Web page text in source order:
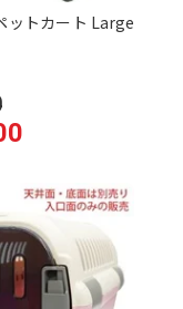
ットカート Large